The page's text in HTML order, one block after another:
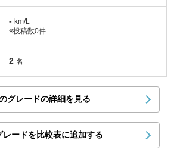
- km/L
※投稿数0件
2 名
グレードの詳細を見る
レードを比較表に追加する